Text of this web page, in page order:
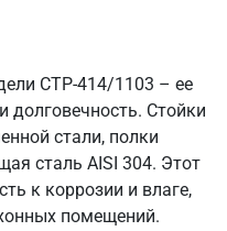
СТР-414/1103 – ее
долговечность. Стойки
стали, полки
сталь AISI 304. Этот
к коррозии и влаге,
помещений.